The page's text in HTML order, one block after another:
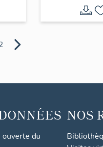
ouverte du
NOS